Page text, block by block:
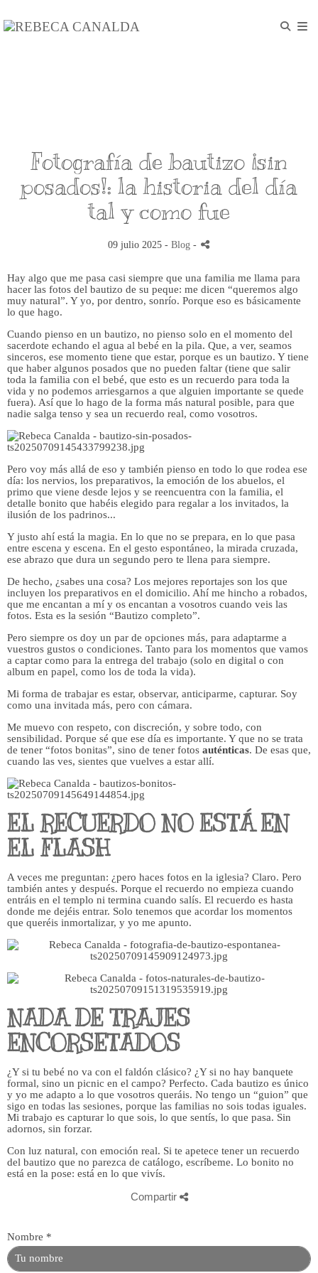
Fotografía de bautizo ¡sin
posados!: la historia del día
tal y como fue
09 julio 2025 - Blog-
Hay algo que me pasa casi siempre que una familia me llama para
hacer las fotos del bautizo de su peque: me dicen “queremos algo
muy natural”. Y yo, por dentro, sonrío. Porque eso es básicamente
lo que hago.
Cuando pienso en un bautizo, no pienso solo en el momento del
sacerdote echando el agua al bebé en la pila. Que, a ver, seamos
sinceros, ese momento tiene que estar, porque es un bautizo. Y tiene
que haber algunos posados que no pueden faltar (tiene que salir
toda la familia con el bebé, que esto es un recuerdo para toda la
vida y no podemos arriesgarnos a que alguien importante se quede
fuera). Así que lo hago de la forma más natural posible, para que
nadie salga tenso y sea un recuerdo real, como vosotros.
Pero voy más allá de eso y también pienso en todo lo que rodea ese
día: los nervios, los preparativos, la emoción de los abuelos, el
primo que viene desde lejos y se reencuentra con la familia, el
detalle bonito que habéis elegido para regalar a los invitados, la
ilusión de los padrinos...
Y justo ahí está la magia. En lo que no se prepara, en lo que pasa
entre escena y escena. En el gesto espontáneo, la mirada cruzada,
ese abrazo que dura un segundo pero te llena para siempre.
De hecho, ¿sabes una cosa? Los mejores reportajes son los que
incluyen los preparativos en el domicilio. Ahí me hincho a robados,
que me encantan a mí y os encantan a vosotros cuando veis las
fotos. Esta es la sesión “Bautizo completo”.
Pero siempre os doy un par de opciones más, para adaptarme a
vuestros gustos o condiciones. Tanto para los momentos que vamos
a captar como para la entrega del trabajo (solo en digital o con
album en papel, como los de toda la vida).
Mi forma de trabajar es estar, observar, anticiparme, capturar. Soy
como una invitada más, pero con cámara.
Me muevo con respeto, con discreción, y sobre todo, con
sensibilidad. Porque sé que ese día es importante. Y que no se trata
de tener “fotos bonitas”, sino de tener fotos auténticas. De esas que,
cuando las ves, sientes que vuelves a estar allí.
EL RECUERDO NO ESTÁ EN
EL FLASH
A veces me preguntan: ¿pero haces fotos en la iglesia? Claro. Pero
también antes y después. Porque el recuerdo no empieza cuando
entráis en el templo ni termina cuando salís. El recuerdo es hasta
donde me dejéis entrar. Solo tenemos que acordar los momentos
que queréis inmortalizar, y yo me apunto.
NADA DE TRAJES
ENCORSETADOS
¿Y si tu bebé no va con el faldón clásico? ¿Y si no hay banquete
formal, sino un picnic en el campo? Perfecto. Cada bautizo es único
y yo me adapto a lo que vosotros queráis. No tengo un “guion” que
sigo en todas las sesiones, porque las familias no sois todas iguales.
Mi trabajo es capturar lo que sois, lo que sentís, lo que pasa. Sin
adornos, sin forzar.
Con luz natural, con emoción real. Si te apetece tener un recuerdo
del bautizo que no parezca de catálogo, escríbeme. Lo bonito no
está en la pose: está en lo que vivís.
Compartir
Nombre *